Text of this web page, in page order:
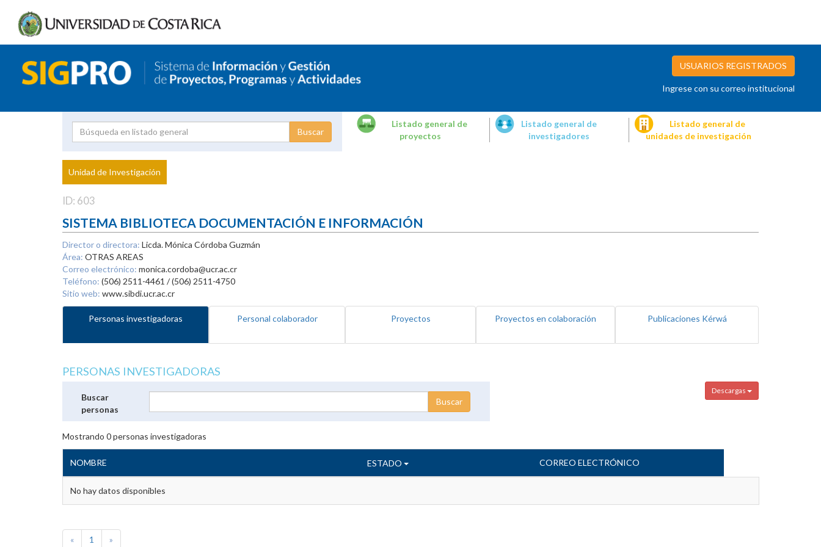
USUARIOS REGISTRADOS
Ingrese con su correo institucional
Proyecto
Investigador
Listado general de
proyectos
Listado general de
investigadores
Listado general de
unidades de investigación
Unidad de Investigación
ID: 603
SISTEMA BIBLIOTECA DOCUMENTACIÓN E INFORMACIÓN
Director o directora: Licda. Mónica Córdoba Guzmán
Área: OTRAS AREAS
Correo electrónico: monica.cordoba@ucr.ac.cr
Teléfono: (506) 2511-4461 / (506) 2511-4750
Sitio web: www.sibdi.ucr.ac.cr
Personas investigadoras Personal colaborador Proyectos Proyectos en colaboración Publicaciones Kérwá
PERSONAS INVESTIGADORAS
Descargas
Buscar
personas
Mostrando 0personas investigadoras
NOMBRE ESTADO CORREO ELECTRÓNICO
No hay datos disponibles
« 1 »